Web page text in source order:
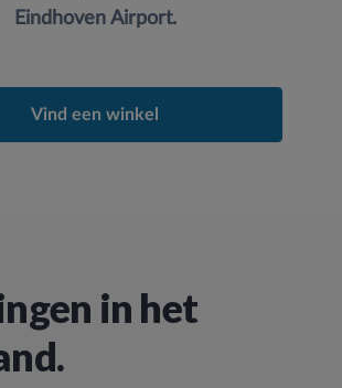
Eindhoven Airport.
Vind een winkel
in het